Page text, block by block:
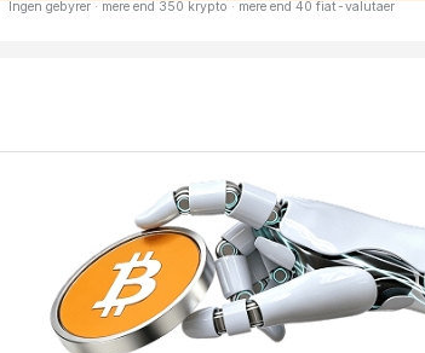
Ingen gebyrer · mere end 350 krypto · mere end 40 fiat-valutaer